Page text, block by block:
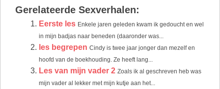
Gerelateerde Sexverhalen:
Eerste les Enkele jaren geleden kwam ik gedoucht en wel
in mijn badjas naar beneden (daaronder was...
les begrepen Cindy is twee jaar jonger dan mezelf en
hoofd van de boekhouding. Ze heeft lang...
Les van mijn vader 2 Zoals ik al geschreven heb was
mijn vader al lekker met mijn kutje aan het...